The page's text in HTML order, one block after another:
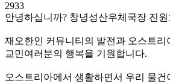
2933
안녕하십니까? 창녕성산우체국장 진
재오한인 커뮤니티의 발전과 오스트리
교민여러분의 행복을 기원합니다.
오스트리아에서 생활하면서 우리 물건